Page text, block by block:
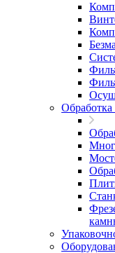
Обработка